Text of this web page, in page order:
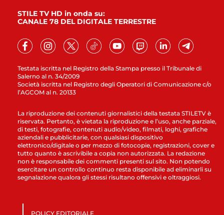
Testata iscritta nel Registro della Stampa presso il Tribunale di
Salerno al n. 34/2009
Società iscritta nel Registro degli Operatori di Comunicazione c/o
l’AGCOM al n. 20133
STILE TV HD in onda su:
CANALE 78 DEL DIGITALE TERRESTRE
La riproduzione dei contenuti giornalistici della testata STILETV è
riservata. Pertanto, è vietata la riproduzione e l’uso, anche parziale,
di testi, fotografie, contenuti audio/video, filmati, loghi, grafiche
aziendali e pubblicitarie, con qualsiasi dispositivo
elettronico/digitale o per mezzo di fotocopie, registrazioni, cover e
tutto quanto è ascrivibile a copia non autorizzata. La redazione
non è responsabile dei commenti presenti sul sito. Non potendo
esercitare un controllo continuo resta disponibile ad eliminarli su
segnalazione qualora gli stessi risultano offensivi e oltraggiosi.
POLICY EDITORIALE